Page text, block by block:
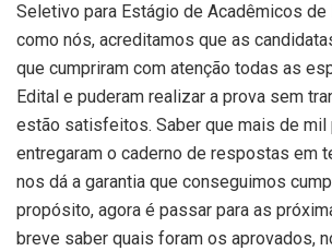
Seletivo para Estágio de Acadêmicos
como nós, acreditamos que as
que cumpriram com atenção todas as
Edital e puderam realizar a prova sem
estão satisfeitos. Saber que mais de mil
entregaram o caderno de respostas em
nos dá a garantia que conseguimos
propósito, agora é passar para as
breve saber quais foram os aprovados,